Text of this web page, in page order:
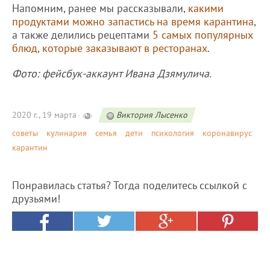
Напомним, ранее мы рассказывали, какими
продуктами можно запастись на время карантина,
а также делились рецептами 5 самых популярных
блюд, которые заказывают в ресторанах.
Фото: фейсбук-аккаунт Ивана Дзямулича.
2020 г., 19 марта
Виктория Лысенко
советы
кулинария семья дети психология
коронавирус
карантин
Понравилась статья? Тогда поделитесь ссылкой с
друзьями!